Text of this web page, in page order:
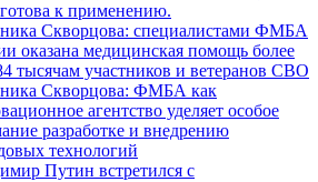
к применению.
Скворцова: специалистами ФМБА
оказана медицинская помощь более
тысячам участников и ветеранов СВО
Скворцова: ФМБА как
агентство уделяет особое
разработке и внедрению
технологий
Путин встретился с